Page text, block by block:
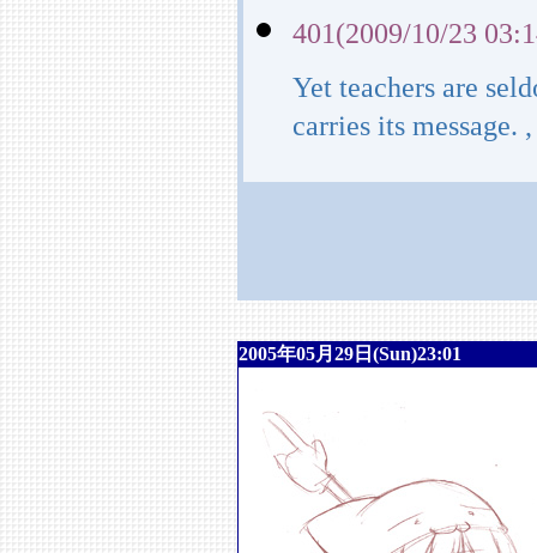
401(2009/10/23
Yet teachers are
carries its message. ,
2005年05月29日(Sun)23:01